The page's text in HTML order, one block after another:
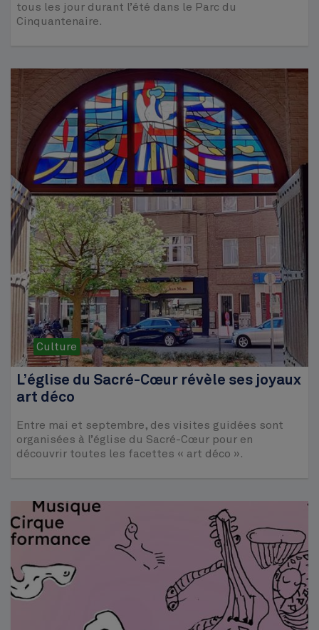
tous les jour durant l’été dans le Parc du
Cinquantenaire.
Culture
L’église du Sacré-Cœur révèle ses joyaux
art déco
Entre mai et septembre, des visites guidées sont
organisées à l’église du Sacré-Cœur pour en
découvrir toutes les facettes « art déco ».